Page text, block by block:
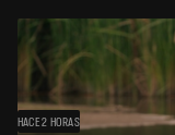
HACE 2 HORAS